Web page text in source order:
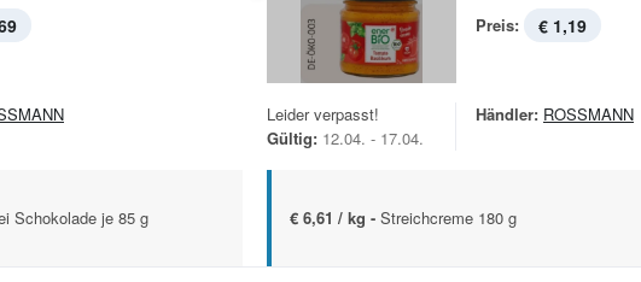
Schokolade je 85 g
Preis: € 1,19
Leider verpasst!
Gültig: 12.04. - 17.04.
Händler: ROSSMANN
€ 6,61 / kg - Streichcreme 180 g